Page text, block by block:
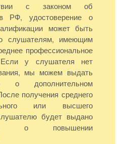
с законом об
РФ, удостоверение о
может быть
слушателям, имеющим
профессиональное
Если у слушателя нет
мы можем выдать
о дополнительном
получения среднего
или высшего
будет выдано
о повышении